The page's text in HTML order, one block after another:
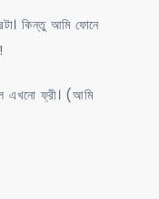
কিন্তু আমি ফোনে
এখনো ফ্রী। (আমি